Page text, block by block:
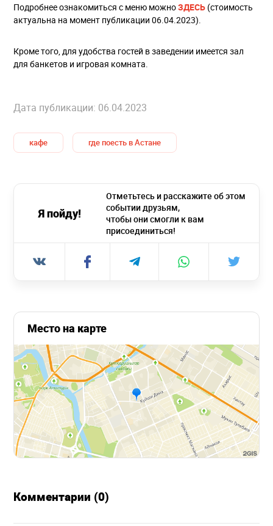
Подробнее ознакомиться с меню можноЗДЕСЬ (стоимость
актуальна на момент публикации 06.04.2023).
Кроме того, для удобства гостей в заведении имеется зал
для банкетов и игровая комната.
Дата публикации: 06.04.2023
кафе где поесть в Астане
Я пойду!
Отметьтесь и расскажите об этом
событии друзьям,
чтобы они смогли к вам
присоединиться!
Место на карте
Комментарии (0)